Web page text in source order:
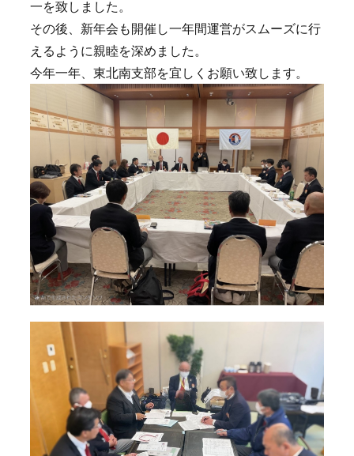
一を致しました。
その後、新年会も開催し一年間運営がスムーズに行
えるように親睦を深めました。
今年一年、東北南支部を宜しくお願い致します。